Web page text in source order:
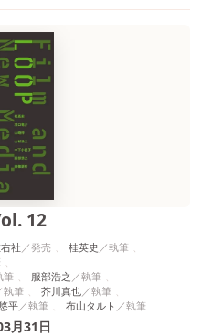
12
社
桂英史
服部浩之
芥川真也
平
布山タルト
月31日